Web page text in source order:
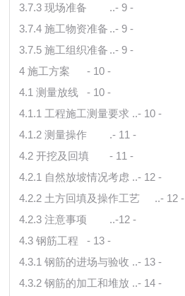
3.7.3 现场准备
..- 9 -
3.7.4 施工物资准备 ..- 9 -
3.7.5 施工组织准备 ..- 9 -
4 施工方案
- 10 -
4.1 测量放线
- 10 -
4.1.1 工程施工测量要求 ..- 10 -
4.1.2 测量操作
.- 11 -
4.2 开挖及回填
- 11 -
4.2.1 自然放坡情况考虑 ..- 12 -
4.2.2 土方回填及操作工艺
..- 12 -
4.2.3 注意事项
..-12 -
4.3 钢筋工程
- 13 -
4.3.1 钢筋的进场与验收 ..- 13 -
4.3.2 钢筋的加工和堆放 ..- 14 -